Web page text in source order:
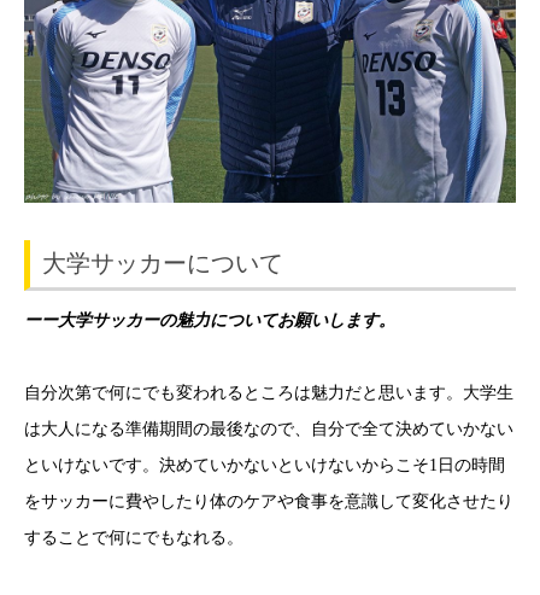
大学サッカーについて
ーー大学サッカーの魅力についてお願いします。
自分次第で何にでも変われるところは魅力だと思います。 大学生
は大人になる準備期間の最後なので、自分で全て決めていかない
といけないです。 決めていかないといけないからこそ1日の時間
をサッカーに費やしたり体のケアや食事を意識して変化させたり
することで何にでもなれる。